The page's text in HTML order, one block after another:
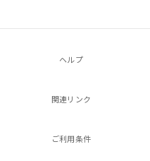
ヘルプ
関連リンク
ご利用条件